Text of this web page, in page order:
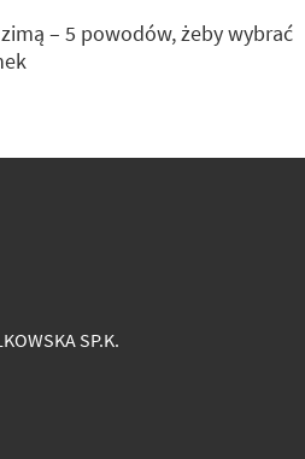
– 5 powodów, żeby wybrać
SP.K.